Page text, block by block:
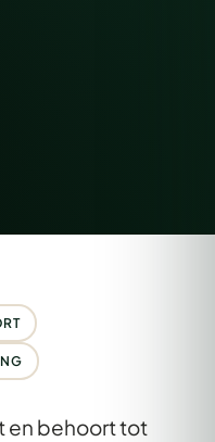
en behoort tot